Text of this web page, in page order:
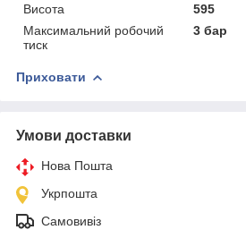
Висота
595
Максимальний робочий
тиск
3 бар
Приховати
Умови доставки
Нова Пошта
Укрпошта
Самовивіз